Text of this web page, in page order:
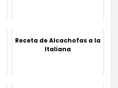
Receta de Alcachofas a la
Italiana